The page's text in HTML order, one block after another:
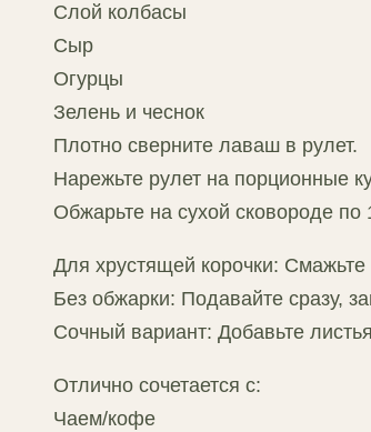
Слой колбасы
Сыр
Огурцы
Зелень и чеснок
Плотно сверните лаваш в рулет.
Нарежьте рулет на порционные
Обжарьте на сухой сковороде
Для хрустящей корочки:
Без обжарки: Подавайте сразу,
Сочный вариант: Добавьте
Отлично сочетается с:
Чаем/кофе